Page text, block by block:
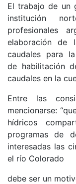
El trabajo de un
institución
profesionales
elaboración de
caudales para
de habilitación
caudales en la
Entre las
mencionarse:
hídricos
programas de
interesadas las
el río Colorado
debe ser un